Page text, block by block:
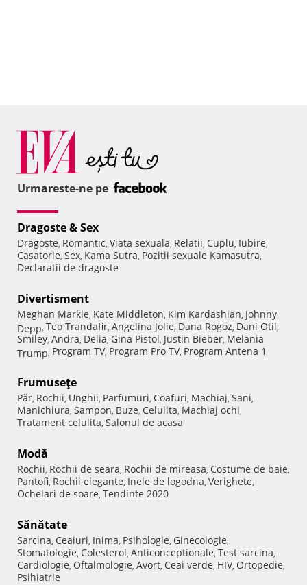
Urmareste-ne pe
Dragoste & Sex
Dragoste, Romantic, Viata sexuala, Relatii, Cuplu, Iubire,
Casatorie, Sex, Kama Sutra, Pozitii sexuale Kamasutra,
Declaratii de dragoste
Divertisment
Meghan Markle, Kate Middleton, Kim Kardashian, Johnny
Depp, Teo Trandafir, Angelina Jolie, Dana Rogoz, Dani Otil,
Smiley, Andra, Delia, Gina Pistol, Justin Bieber, Melania
Trump, Program TV, Program Pro TV, Program Antena 1
Frumuseţe
Păr, Rochii, Unghii, Parfumuri, Coafuri, Machiaj, Sani,
Manichiura, Sampon, Buze, Celulita, Machiaj ochi,
Tratament celulita, Salonul de acasa
Modă
Rochii, Rochii de seara, Rochii de mireasa, Costume de baie,
Pantofi, Rochii elegante, Inele de logodna, Verighete,
Ochelari de soare, Tendinte 2020
Sănătate
Sarcina, Ceaiuri, Inima, Psihologie, Ginecologie,
Stomatologie, Colesterol, Anticonceptionale, Test sarcina,
Cardiologie, Oftalmologie, Avort, Ceai verde, HIV, Ortopedie,
Psihiatrie